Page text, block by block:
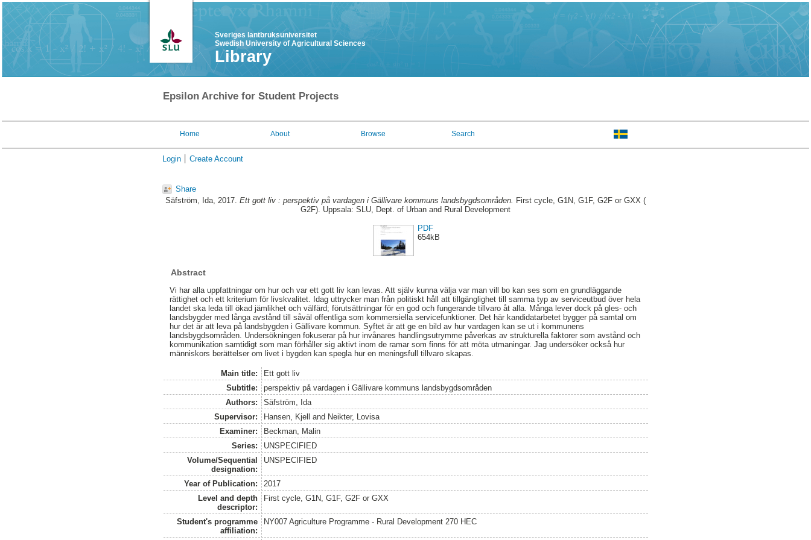
Sveriges lantbruksuniversitet
Swedish University of Agricultural Sciences
Library
Epsilon Archive for Student Projects
Home About Browse Search
Login Create Account
Share
Säfström, Ida, 2017. Ett gott liv : perspektiv på vardagen i Gällivare kommuns landsbygdsområden. First cycle, G1N, G1F, G2F or GXX (
G2F). Uppsala: SLU, Dept. of Urban and Rural Development
PDF
654kB
Abstract
Vi har alla uppfattningar om hur och var ett gott liv kan levas. Att själv kunna välja var man vill bo kan ses som en grundläggande
rättighet och ett kriterium för livskvalitet. Idag uttrycker man från politiskt håll att tillgänglighet till samma typ av serviceutbud över hela
landet ska leda till ökad jämlikhet och välfärd; förutsättningar för en god och fungerande tillvaro åt alla. Många lever dock på gles- och
landsbygder med långa avstånd till såväl offentliga som kommersiella servicefunktioner. Det här kandidatarbetet bygger på samtal om
hur det är att leva på landsbygden i Gällivare kommun. Syftet är att ge en bild av hur vardagen kan se ut i kommunens
landsbygdsområden. Undersökningen fokuserar på hur invånares handlingsutrymme påverkas av strukturella faktorer som avstånd och
kommunikation samtidigt som man förhåller sig aktivt inom de ramar som finns för att möta utmaningar. Jag undersöker också hur
människors berättelser om livet i bygden kan spegla hur en meningsfull tillvaro skapas.
Main title:
Ett gott liv
Subtitle:
perspektiv på vardagen i Gällivare kommuns landsbygdsområden
Authors:
Säfström, Ida
Supervisor:
Hansen, Kjell and Neikter, Lovisa
Examiner:
Beckman, Malin
Series:
UNSPECIFIED
Volume/Sequential
designation:
UNSPECIFIED
Year of Publication:
2017
Level and depth
descriptor:
First cycle, G1N, G1F, G2F or GXX
Student's programme
affiliation:
NY007 Agriculture Programme - Rural Development 270 HEC